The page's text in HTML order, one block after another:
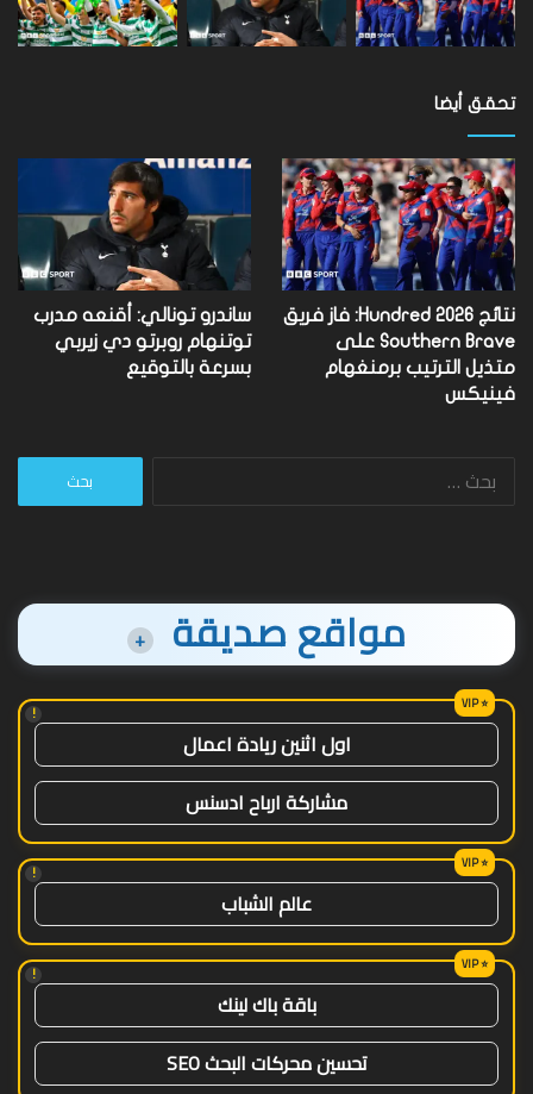
تحقق أيضا
نتائج Hundred 2026: فاز فريق
Southern Brave على
متذيل الترتيب برمنغهام
فينيكس
ساندرو تونالي: أقنعه مدرب
توتنهام روبرتو دي زيربي
بسرعة بالتوقيع
البحث
مواقع صديقة +
!
اول اثنين ريادة اعمال
مشاركة ارباح ادسنس
!
عالم الشباب
!
باقة باك لينك
تحسين محركات البحث SEO